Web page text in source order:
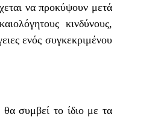
να προκύψουν μετά
κινδύνους,
ενός συγκεκριμένου
συμβεί το ίδιο με τα